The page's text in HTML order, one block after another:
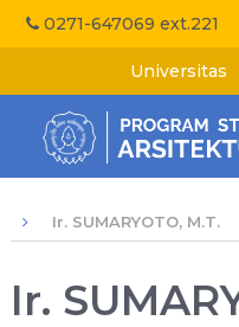
0271-647069 ext.221
Universitas
Ir. SUMARYOTO, M.T.
Ir.